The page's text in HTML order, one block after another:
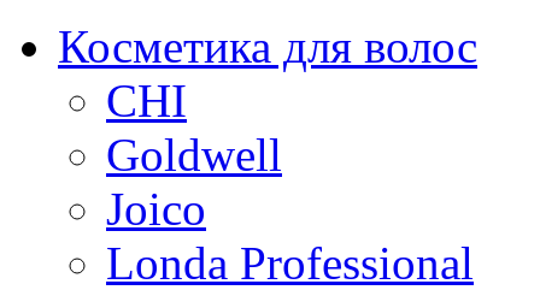
Косметика для волос
CHI
Goldwell
Joico
Londa Professional